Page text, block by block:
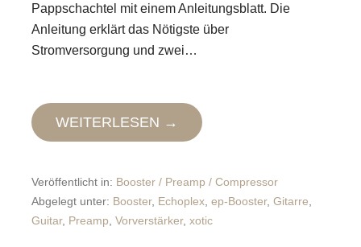
Pappschachtel mit einem Anleitungsblatt. Die
Anleitung erklärt das Nötigste über
Stromversorgung und zwei…
WEITERLESEN →
Veröffentlicht in: Booster / Preamp / Compressor
Abgelegt unter: Booster, Echoplex ep-Booster, Gitarre
Guitar, Preamp Vorverstärker, xotic